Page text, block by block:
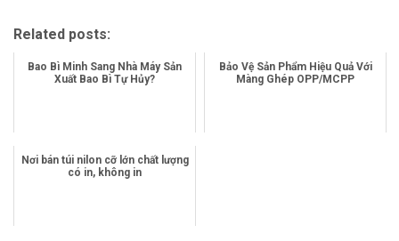
Related posts:
Bao Bì Minh Sang Nhà Máy Sản
Xuất Bao Bì Tự Hủy?
Bảo Vệ Sản Phẩm Hiệu Quả Với
Màng Ghép OPP/MCPP
Nơi bán túi nilon cỡ lớn chất lượng
có in, không in